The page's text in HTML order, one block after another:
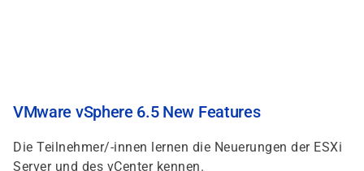
VMware vSphere 6.5 New Features
Die Teilnehmer/-innen lernen die Neuerungen der ESXi
Server und des vCenter kennen.